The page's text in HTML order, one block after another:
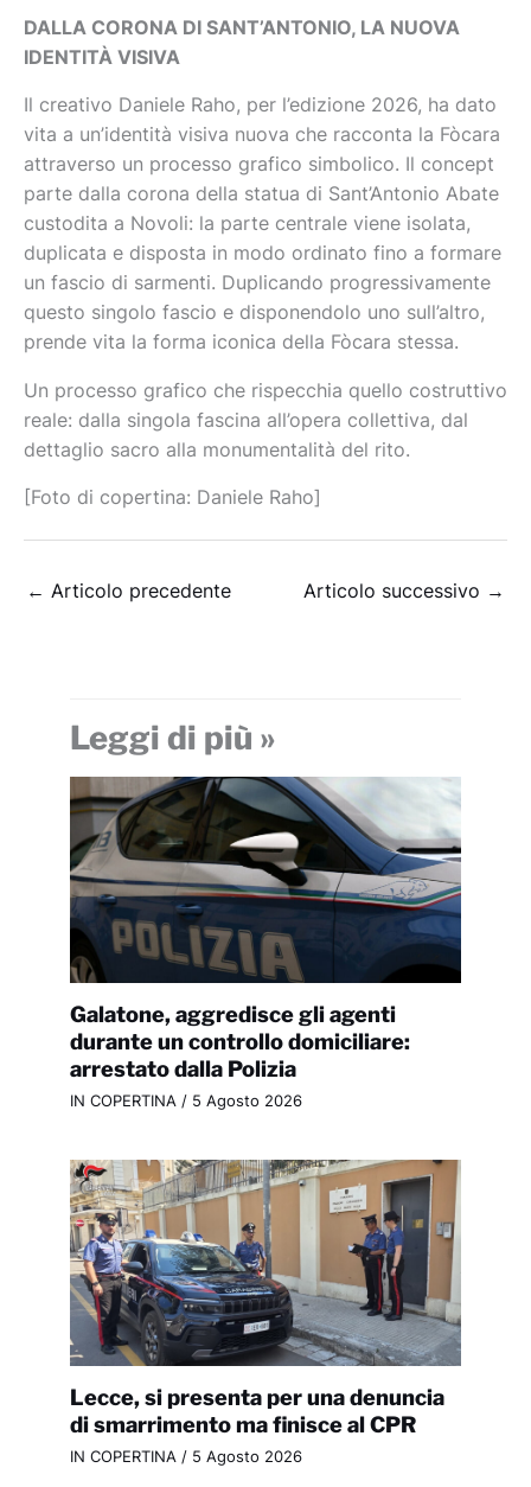
DALLA CORONA DI SANT’ANTONIO, LA NUOVA
IDENTITÀ VISIVA
Il creativo Daniele Raho, per l’edizione 2026, ha dato
vita a un’identità visiva nuova che racconta la Fòcara
attraverso un processo grafico simbolico. Il concept
parte dalla corona della statua di Sant’Antonio Abate
custodita a Novoli: la parte centrale viene isolata,
duplicata e disposta in modo ordinato fino a formare
un fascio di sarmenti. Duplicando progressivamente
questo singolo fascio e disponendolo uno sull’altro,
prende vita la forma iconica della Fòcara stessa.
Un processo grafico che rispecchia quello costruttivo
reale: dalla singola fascina all’opera collettiva, dal
dettaglio sacro alla monumentalità del rito.
[Foto di copertina: Daniele Raho]
← Articolo precedente Articolo successivo →
Leggi di più »
Galatone, aggredisce gli agenti
durante un controllo domiciliare:
arrestato dalla Polizia
IN COPERTINA / 5 Agosto 2026
Lecce, si presenta per una denuncia
di smarrimento ma finisce al CPR
IN COPERTINA / 5 Agosto 2026